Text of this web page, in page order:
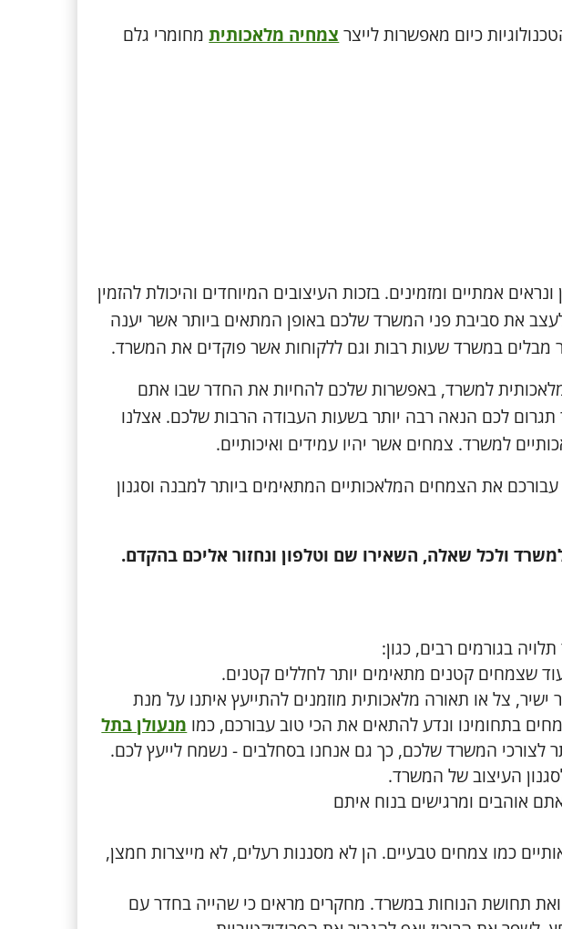
כיום מאפשרות לייצר צמחיה מלאכותיתמחומרי גלם
אמתיים ומזמינים. בזכות העיצובים המיוחדים והיכולת להזמין
את סביבת פני המשרד שלכם באופן המתאים ביותר אשר יענה
מבלים במשרד שעות רבות וגם ללקוחות אשר פוקדים את המשרד.
למשרד, באפשרות שלכם להחיות את החדר שבו אתם
תגרום לכם הנאה רבה יותר בשעות העבודה הרבות שלכם. אצלנו
למשרד. צמחים אשר יהיו עמידים ואיכותיים.
את הצמחים המלאכותיים המתאימים ביותר למבנה וסגנון
ולכל שאלה, השאירו שם וטלפון ונחזור אליכם בהקדם.
בגורמים רבים, כגון:
שצמחים קטנים מתאימים יותר לחללים קטנים.
צל או תאורה מלאכותית מוזמנים להתייעץ איתנו על מנת
בתחומינו ונדע להתאים את הכי טוב עבורכם, כמו מנעולן בתל
לצורכי המשרד שלכם, כך גם אנחנו בסחלבים - נשמח לייעץ לכם.
העיצוב של המשרד.
אוהבים ומרגישים בנוח איתם
כמו צמחים טבעיים. הן לא מסננות רעלים, לא מייצרות חמצן,
תחושת הנוחות במשרד. מחקרים מראים כי שהייה בחדר עם